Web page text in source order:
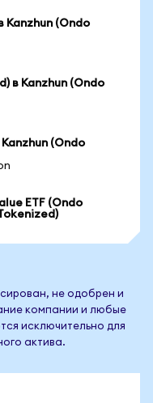
Kanzhun (Ondo
в Kanzhun (Ondo
(Ondo
ETF (Ondo
не одобрен и
компании и любые
исключительно для
актива.